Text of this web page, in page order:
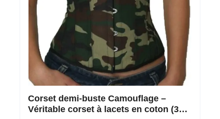
Corset demi-buste Camouflage –
Véritable corset à lacets en coton (36-